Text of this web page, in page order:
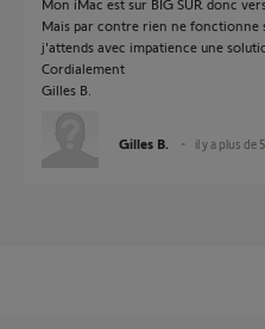
Mon iMac est sur BIG SUR donc
Mais par contre rien ne fonctionne
j'attends avec impatience une
Cordialement
Gilles B.
Gilles B. il y a plus de